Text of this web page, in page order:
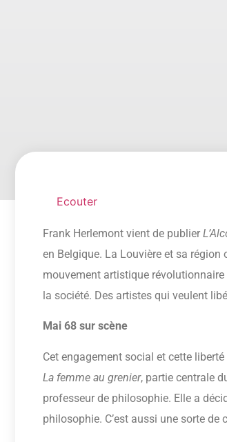
Ecouter
Frank Herlemont vient de publier
en Belgique. La Louvière et sa région
mouvement artistique
la société. Des artistes qui veulent
Mai 68 sur scène
Cet engagement social et cette
La femme au grenier, partie centrale
professeur de philosophie. Elle a
philosophie. C’est aussi une sorte de